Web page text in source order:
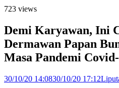
723 views
Demi Karyawan, Ini
Dermawan Papan
Masa Pandemi
30/10/20 14:0830/10/20 17:12